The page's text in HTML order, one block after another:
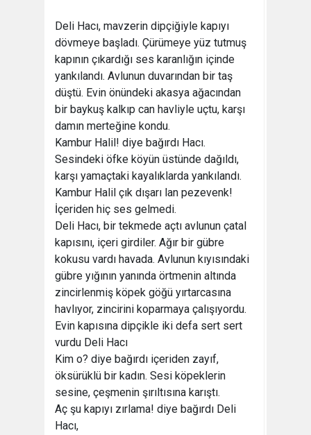
Deli Hacı, mavzerin dipçiğiyle kapıyı
dövmeye başladı. Çürümeye yüz tutmuş
kapının çıkardığı ses karanlığın içinde
yankılandı. Avlunun duvarından bir taş
düştü. Evin önündeki akasya ağacından
bir baykuş kalkıp can havliyle uçtu, karşı
damın merteğine kondu.
Kambur Halil! diye bağırdı Hacı.
Sesindeki öfke köyün üstünde dağıldı,
karşı yamaçtaki kayalıklarda yankılandı.
Kambur Halil çık dışarı lan pezevenk!
İçeriden hiç ses gelmedi.
Deli Hacı, bir tekmede açtı avlunun çatal
kapısını, içeri girdiler. Ağır bir gübre
kokusu vardı havada. Avlunun kıyısındaki
gübre yığının yanında örtmenin altında
zincirlenmiş köpek göğü yırtarcasına
havlıyor, zincirini koparmaya çalışıyordu.
Evin kapısına dipçikle iki defa sert sert
vurdu Deli Hacı
Kim o? diye bağırdı içeriden zayıf,
öksürüklü bir kadın. Sesi köpeklerin
sesine, çeşmenin şırıltısına karıştı.
Aç şu kapıyı zırlama! diye bağırdı Deli
Hacı,